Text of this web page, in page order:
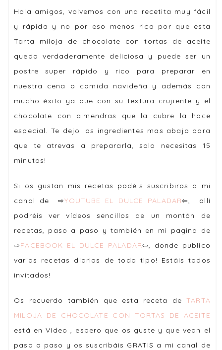
Hola amigos, volvemos con una recetita muy fácil
y rápida y no por eso menos rica por que esta
Tarta miloja de chocolate con tortas de aceite
queda verdaderamente deliciosa y puede ser un
postre super rápido y rico para preparar en
nuestra cena o comida navideña y además con
mucho éxito ya que con su textura crujiente y el
chocolate con almendras que la cubre la hace
especial. Te dejo los ingredientes mas abajo para
que te atrevas a prepararla, solo necesitas 15
minutos!
Si os gustan mis recetas podéis suscribiros a mi
canal de ⇨YOUTUBE EL DULCE PALADAR⇦, allí
podréis ver vídeos sencillos de un montón de
recetas, paso a paso y también en mi pagina de
⇨FACEBOOK EL DULCE PALADAR⇦, donde publico
varias recetas diarias de todo tipo! Estáis todos
invitados!
Os recuerdo también que esta receta deTARTA
MILOJA DE CHOCOLATE CON TORTAS DE ACEITE
está en Vídeo , espero que os guste y que vean el
paso a paso y os suscribáis GRATIS a mi canal de